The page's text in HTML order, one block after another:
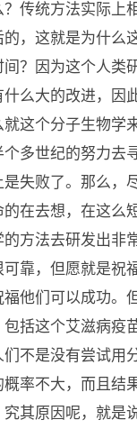
传统方法实际上
，这就是为什么
？因为这个人类
么大的改进，因
这个分子生物学
多世纪的努力去
是失败了。那么，
在去想，在这么
方法去研发出非
靠，但愿就是祝
他们可以成功。
括这个艾滋病疫
们不是没有尝试用
率不大，而且结
其原因呢，就是